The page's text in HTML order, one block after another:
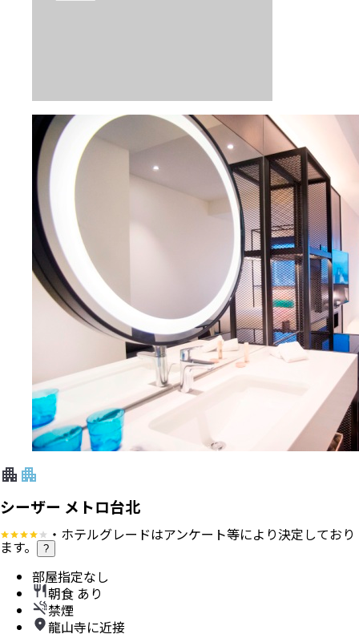
シーザー メトロ台北
・ホテルグレードはアンケート等により決定しており
ます。 ?
部屋指定なし
朝食 あり
禁煙
龍山寺に近接